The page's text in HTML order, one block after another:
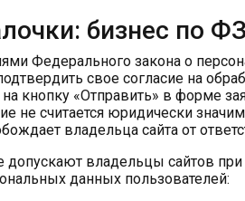
бизнес по
Федерального закона о
свое согласие на
кнопку «Отправить» в форме
не считается юридически
владельца сайта от
владельцы сайтов при
данных пользователей: